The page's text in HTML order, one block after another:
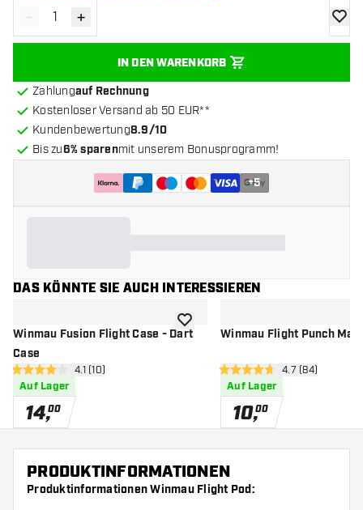
Menge verringern
- Menge erhöhen
+
IN DEN WARENKORB
Zur
Zahlungauf Rechnung
Kostenloser Versand ab 50 EUR**
Kundenbewertung8.9/10
Bis zu6% sparenmit unserem Bonusprogramm!
+5
DAS KÖNNTE SIE AUCH INTERESSIEREN
Winmau Fusion Flight Case - Dart
Case
Bewertungsbereich öffnen
4.1 Bewertungssterne
4.1 (10)
Auf Lager
14,00
Zur Wunschliste hinzufügen
Winmau Flight Punch
4.7 Bewertungssterne
4.7 (84)
Auf Lager
10,00
PRODUKTINFORMATIONEN
Produktinformationen Winmau Flight Pod: